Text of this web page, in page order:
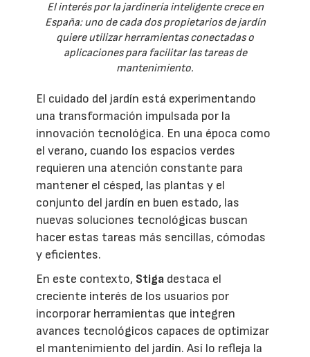
El interés por la jardinería inteligente crece en
España: uno de cada dos propietarios de jardín
quiere utilizar herramientas conectadas o
aplicaciones para facilitar las tareas de
mantenimiento.
El cuidado del jardín está experimentando
una transformación impulsada por la
innovación tecnológica. En una época como
el verano, cuando los espacios verdes
requieren una atención constante para
mantener el césped, las plantas y el
conjunto del jardín en buen estado, las
nuevas soluciones tecnológicas buscan
hacer estas tareas más sencillas, cómodas
y eficientes.
En este contexto, Stiga destaca el
creciente interés de los usuarios por
incorporar herramientas que integren
avances tecnológicos capaces de optimizar
el mantenimiento del jardín. Así lo refleja la